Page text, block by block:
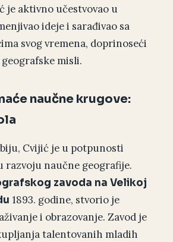
je aktivno učestvovao u
ideje i sarađivao sa
svog vremena, doprinoseći
misli.
naučne krugove:
Cvijić je u potpunosti
razvoju naučne geografije.
zavoda na Velikoj
1893. godine, stvorio je
i obrazovanje. Zavod je
talentovanih mladih